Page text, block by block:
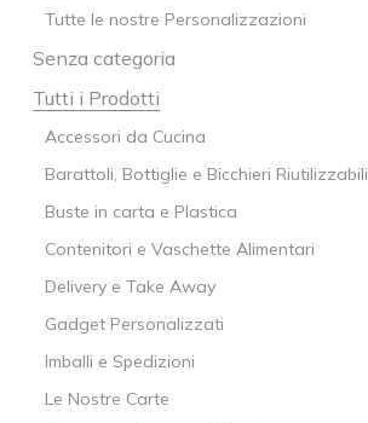
Tutte le nostre Personalizzazioni
Senza categoria
Tutti i Prodotti
Accessori da Cucina
Barattoli, Bottiglie e Bicchieri Riutilizzabili
Buste in carta e Plastica
Contenitori e Vaschette Alimentari
Delivery e Take Away
Gadget Personalizzati
Imballi e Spedizioni
Le Nostre Carte